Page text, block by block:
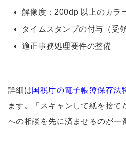
解像度：200dpi以上のカラ
タイムスタンプの付与（受
適正事務処理要件の整備
詳細は国税庁の電子帳簿保存法
ます。「スキャンして紙を捨て
への相談を先に済ませるのが一